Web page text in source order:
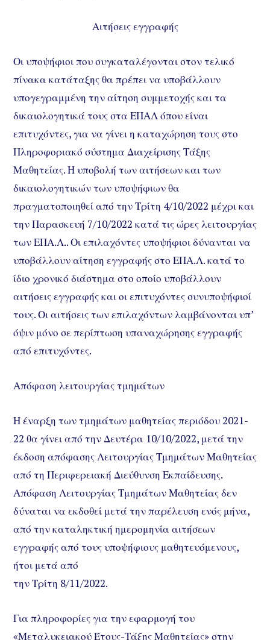
Αιτήσεις εγγραφής
Οι υποψήφιοι που συγκαταλέγονται στον τελικό
πίνακα κατάταξης θα πρέπει να υποβάλλουν
υπογεγραμμένη την αίτηση συμμετοχής και τα
δικαιολογητικά τους στα ΕΠΑΛ όπου είναι
επιτυχόντες, για να γίνει η καταχώρηση τους στο
Πληροφοριακό σύστημα Διαχείρισης Τάξης
Μαθητείας. Η υποβολή των αιτήσεων και των
δικαιολογητικών των υποψήφιων θα
πραγματοποιηθεί από την Τρίτη 4/10/2022 μέχρι και
την Παρασκευή 7/10/2022 κατά τις ώρες λειτουργίας
των ΕΠΑ.Λ.. Οι επιλαχόντες υποψήφιοι δύνανται να
υποβάλλουν αίτηση εγγραφής στο ΕΠΑ.Λ. κατά το
ίδιο χρονικό διάστημα στο οποίο υποβάλλουν
αιτήσεις εγγραφής και οι επιτυχόντες συνυποψήφιοί
τους. Οι αιτήσεις των επιλαχόντων λαμβάνονται υπ’
όψιν μόνο σε περίπτωση υπαναχώρησης εγγραφής
από επιτυχόντες.
Απόφαση λειτουργίας τμημάτων
Η έναρξη των τμημάτων μαθητείας περιόδου 2021-
22 θα γίνει από την Δευτέρα 10/10/2022, μετά την
έκδοση απόφασης Λειτουργίας Τμημάτων Μαθητείας
από τη Περιφερειακή Διεύθυνση Εκπαίδευσης.
Απόφαση Λειτουργίας Τμημάτων Μαθητείας δεν
δύναται να εκδοθεί μετά την παρέλευση ενός μήνα,
από την καταληκτική ημερομηνία αιτήσεων
εγγραφής από τους υποψήφιους μαθητευόμενους,
ήτοι μετά από
την Τρίτη 8/11/2022.
Για πληροφορίες για την εφαρμογή του
«Μεταλυκειακού Έτους-Τάξης Μαθητείας» στην